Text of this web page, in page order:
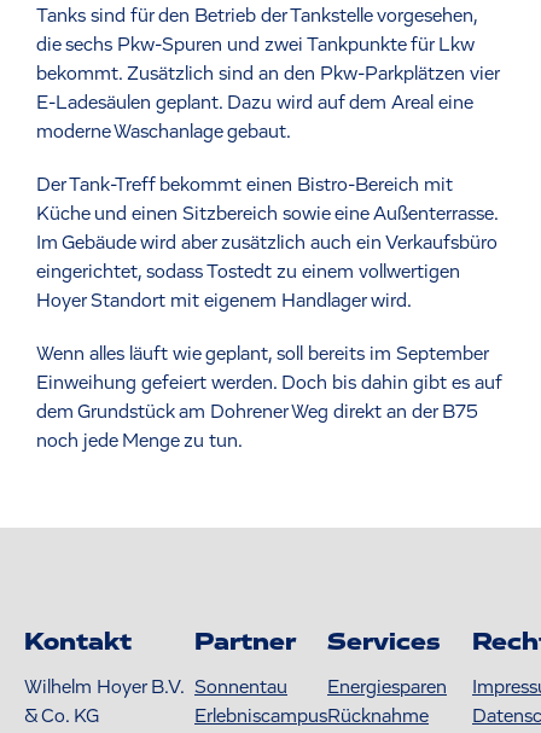
Tanks sind für den Betrieb der Tankstelle vorgesehen,
die sechs Pkw-Spuren und zwei Tankpunkte für Lkw
bekommt. Zusätzlich sind an den Pkw-Parkplätzen vier
E-Ladesäulen geplant. Dazu wird auf dem Areal eine
moderne Waschanlage gebaut.
Der Tank-Treff bekommt einen Bistro-Bereich mit
Küche und einen Sitzbereich sowie eine Außenterrasse.
Im Gebäude wird aber zusätzlich auch ein Verkaufsbüro
eingerichtet, sodass Tostedt zu einem vollwertigen
Hoyer Standort mit eigenem Handlager wird.
Wenn alles läuft wie geplant, soll bereits im September
Einweihung gefeiert werden. Doch bis dahin gibt es auf
dem Grundstück am Dohrener Weg direkt an der B75
noch jede Menge zu tun.
Kontakt
Wilhelm Hoyer B.V.
& Co. KG
Partner
Sonnentau
Erlebniscampus
Services
Energiesparen
Rücknahme